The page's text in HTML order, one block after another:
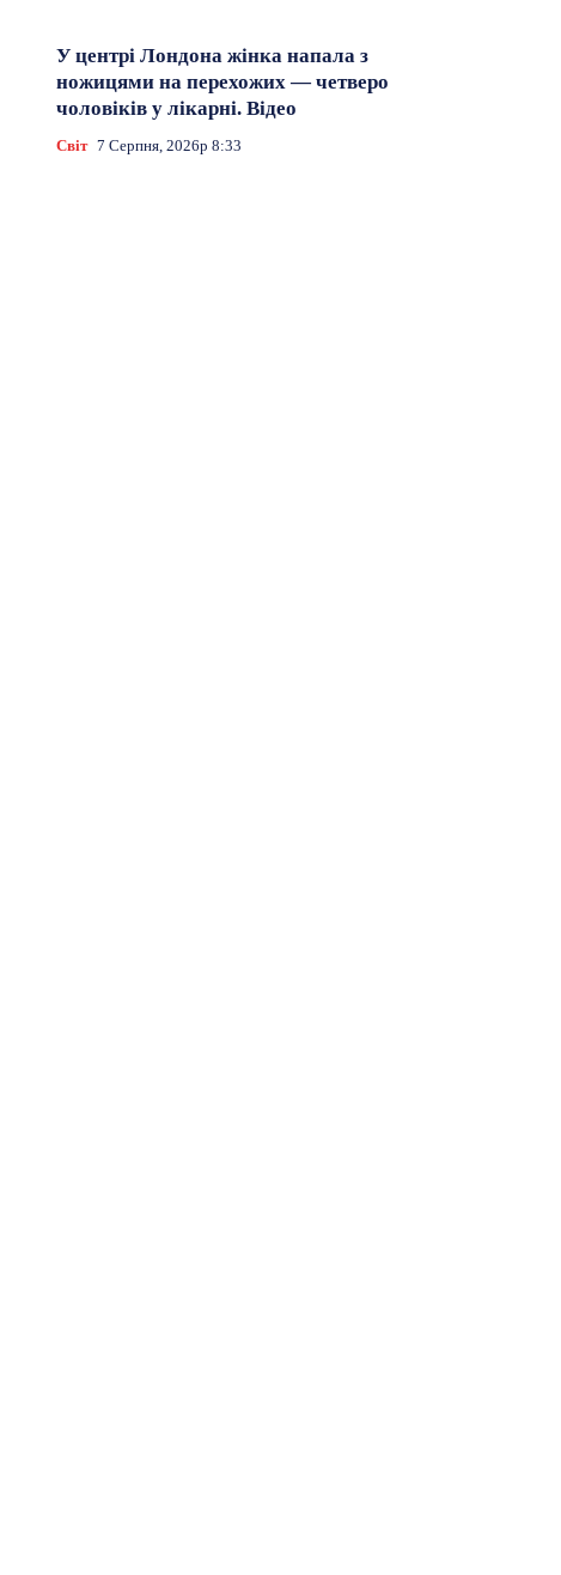
У центрі Лондона жінка напала з
ножицями на перехожих — четверо
чоловіків у лікарні. Відео
Світ 7 Серпня, 2026р 8:33